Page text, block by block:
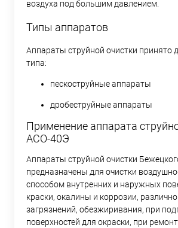
воздуха под большим давлением.
Типы аппаратов
Аппараты струйной очистки принято
типа:
пескоструйные аппараты
дробеструйные аппараты
Применение аппарата
АСО-40Э
Аппараты струйной очистки
предназначены для очистки
способом внутренних и наружных
краски, окалины и коррозии,
загрязнений, обезжиривания, при
поверхностей для окраски, при